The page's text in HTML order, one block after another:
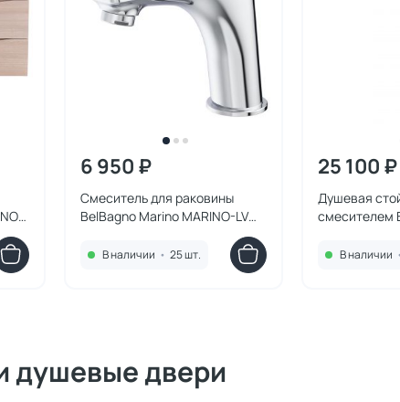
6 950 ₽
Смеситель для раковины
BelBagno Marino MARINO-LVM-
В наличии • 25 шт.
25 100 ₽
Душевая
смесителем
В наличии •
душевые двери